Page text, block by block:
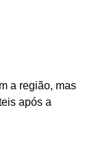
a região, mas
após a